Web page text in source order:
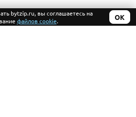
ОК
bytzip.ru, вы соглашаетесь на
файлов cookie.